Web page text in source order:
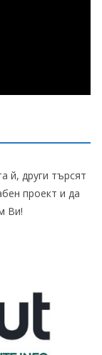
й, други търсят
проект и да
Ви!